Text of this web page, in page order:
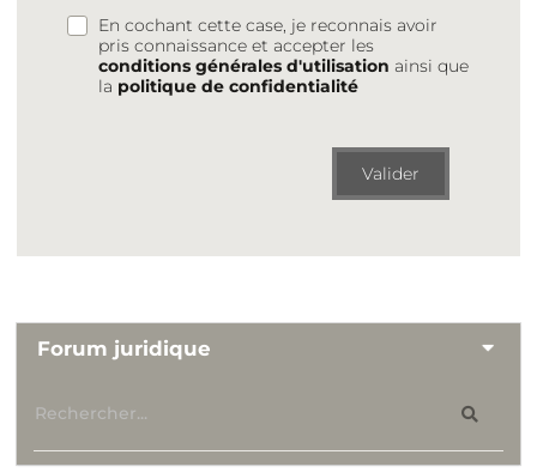
En cochant cette case, je reconnais avoir
pris connaissance et accepter les
conditions générales d'utilisation ainsi que
la politique de confidentialité
Valider
Forum juridique